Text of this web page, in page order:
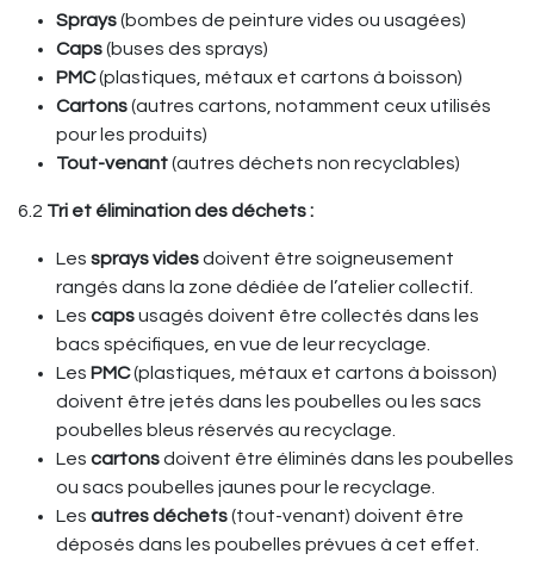
Sprays(bombes de peinture vides ou usagées)
Caps(buses des sprays)
PMC(plastiques, métaux et cartons à boisson)
Cartons(autres cartons, notamment ceux utilisés
pour les produits)
Tout-venant(autres déchets non recyclables)
6.2 Tri et élimination des déchets :
Les sprays videsdoivent être soigneusement
rangés dans la zone dédiée de l’atelier collectif.
Les capsusagés doivent être collectés dans les
bacs spécifiques, en vue de leur recyclage.
Les PMC(plastiques, métaux et cartons à boisson)
doivent être jetés dans les poubelles ou les sacs
poubelles bleus réservés au recyclage.
Les cartonsdoivent être éliminés dans les poubelles
ou sacs poubelles jaunes pour le recyclage.
Les autres déchets(tout-venant) doivent être
déposés dans les poubelles prévues à cet effet.